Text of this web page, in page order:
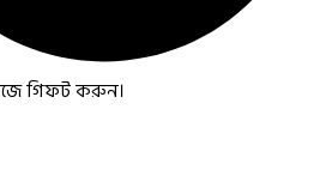
গিফট করুন।